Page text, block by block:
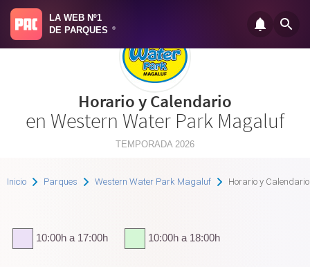
LA WEB Nº1
DE PARQUES
®
Horario y Calendario
en Western Water Park Magaluf
TEMPORADA 2026
Inicio Parques Western Water Park Magaluf Horario y Calendario
10:00h a 17:00h 10:00h a 18:00h